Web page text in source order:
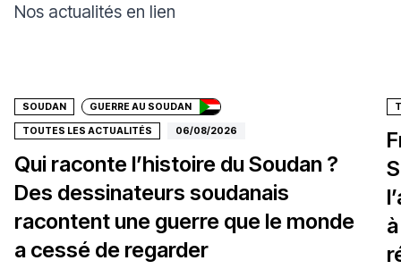
Nos actualités en lien
SOUDAN GUERRE AU SOUDAN
TOUTES LES ACTUALITÉS 06/08/2026
Qui raconte l’histoire du Soudan ?
Des dessinateurs soudanais
racontent une guerre que le monde
a cessé de regarder